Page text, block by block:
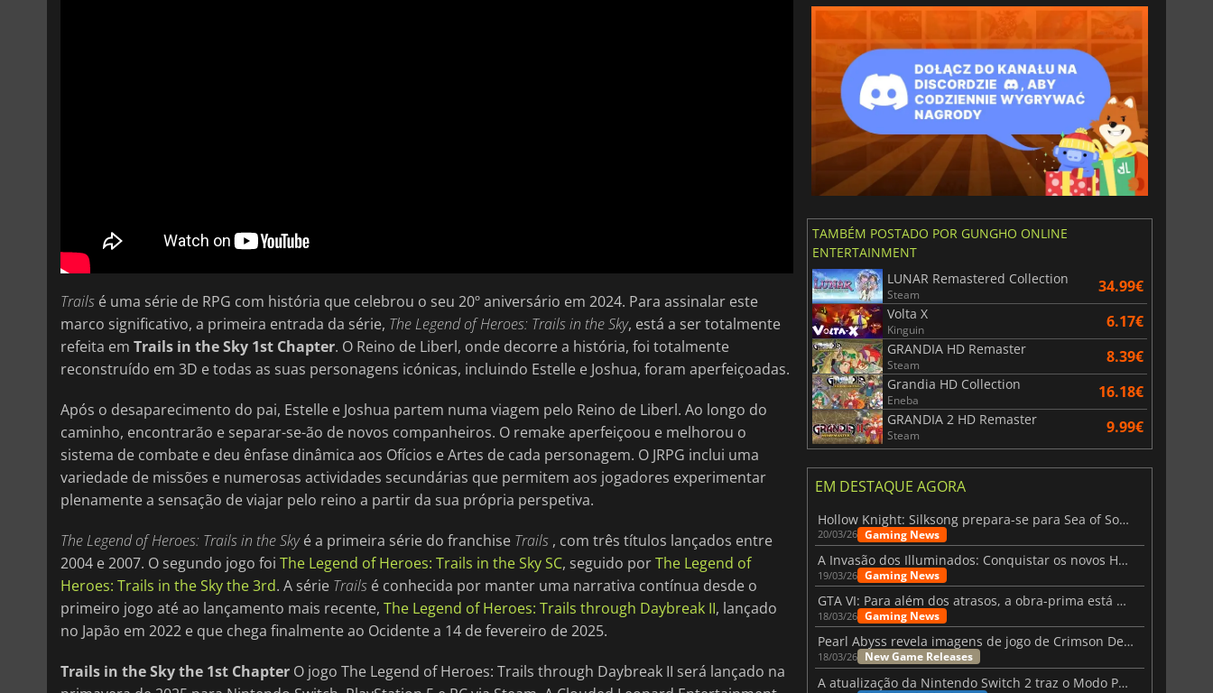
Trails é uma série de RPG com história que celebrou o seu 20º aniversário em 2024. Para assinalar este
marco significativo, a primeira entrada da série, The Legend of Heroes: Trails in the Sky, está a ser totalmente
refeita em Trails in the Sky 1st Chapter. O Reino de Liberl, onde decorre a história, foi totalmente
reconstruído em 3D e todas as suas personagens icónicas, incluindo Estelle e Joshua, foram aperfeiçoadas.
Após o desaparecimento do pai, Estelle e Joshua partem numa viagem pelo Reino de Liberl. Ao longo do
caminho, encontrarão e separar-se-ão de novos companheiros. O remake aperfeiçoou e melhorou o
sistema de combate e deu ênfase dinâmica aos Ofícios e Artes de cada personagem. O JRPG inclui uma
variedade de missões e numerosas actividades secundárias que permitem aos jogadores experimentar
plenamente a sensação de viajar pelo reino a partir da sua própria perspetiva.
The Legend of Heroes: Trails in the Skyé a primeira série do franchise Trails , com três títulos lançados entre
2004 e 2007. O segundo jogo foi The Legend of Heroes: Trails in the Sky SC, seguido porThe Legend of
Heroes: Trails in the Sky the 3rd. A série Trails é conhecida por manter uma narrativa contínua desde o
primeiro jogo até ao lançamento mais recente, The Legend of Heroes: Trails through Daybreak II, lançado
no Japão em 2022 e que chega finalmente ao Ocidente a 14 de fevereiro de 2025.
Trails in the Sky the 1st Chapter O jogo The Legend of Heroes: Trails through Daybreak II será lançado na
TAMBÉM POSTADO POR GUNGHO ONLINE
ENTERTAINMENT
LUNAR Remastered Collection
Steam 34.99€
Volta X
Kinguin 6.17€
GRANDIA HD Remaster
Steam 8.39€
Grandia HD Collection
Eneba 16.18€
GRANDIA 2 HD Remaster
Steam 9.99€
EM DESTAQUE AGORA
Hollow Knight: Silksong prepara-se para Sea of Sorrow com um patch
20/03/26 Gaming News
A Invasão dos Illuminados: Conquistar os novos Helldivers 2 Atualização!
19/03/26 Gaming News
GTA VI: Para além dos atrasos, a obra-prima está quase a chegar
18/03/26 Gaming News
Pearl Abyss revela imagens de jogo de Crimson Desert para a PS5
18/03/26 New Game Releases
A atualização da Nintendo Switch 2 traz o Modo Portátil aos jogos mais antigos da Switch